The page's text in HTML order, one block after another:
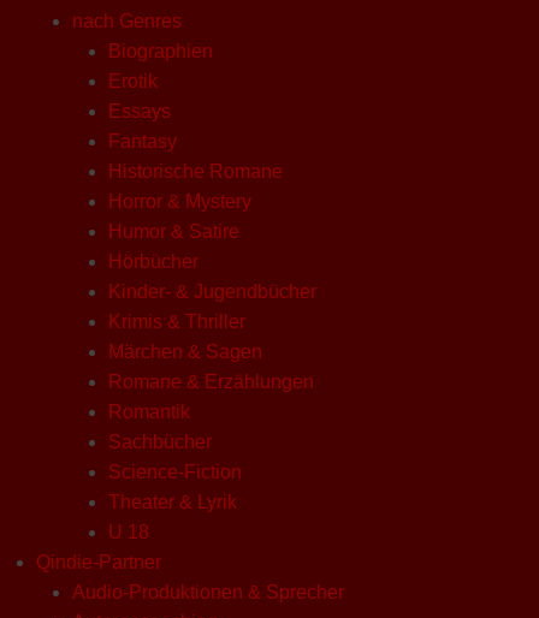
nach Genres
Biographien
Erotik
Essays
Fantasy
Historische Romane
Horror & Mystery
Humor & Satire
Hörbücher
Kinder- & Jugendbücher
Krimis & Thriller
Märchen & Sagen
Romane & Erzählungen
Romantik
Sachbücher
Science-Fiction
Theater & Lyrik
U 18
Qindie-Partner
Audio-Produktionen & Sprecher